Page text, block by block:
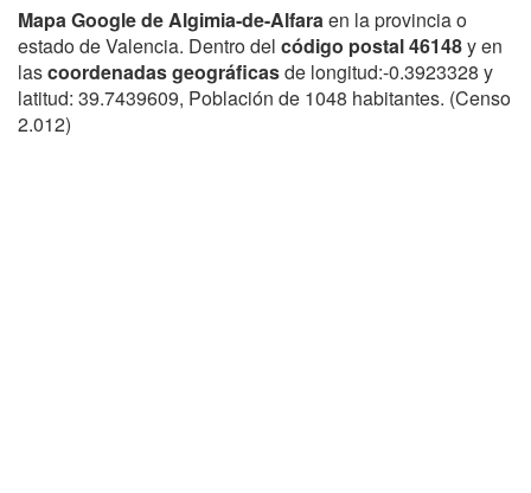
Mapa Google de Algimia-de-Alfaraen la provincia o
estado de Valencia. Dentro del código postal 46148y en
lascoordenadas geográficasde longitud:-0.3923328 y
latitud: 39.7439609, Población de 1048 habitantes. (Censo
2.012)